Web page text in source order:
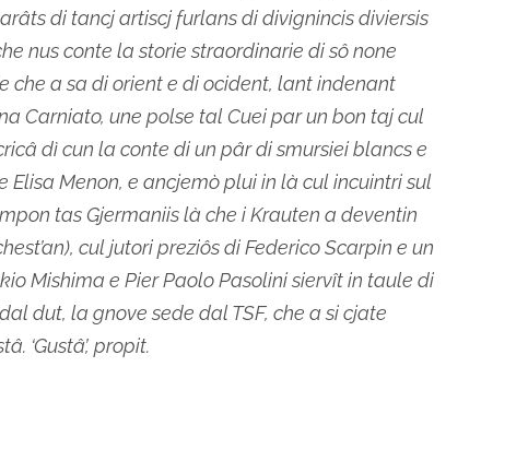
di tancj artiscj furlans di divignincis diviersis
nus conte la storie straordinarie di sô none
che a sa di orient e di ocident, lant indenant
Carniato, une polse tal Cuei par un bon taj cul
dì cun la conte di un pâr di smursiei blancs e
Menon, e ancjemò plui in là cul incuintri sul
tas Gjermaniis là che i Krauten a deventin
cul jutori preziôs di Federico Scarpin e un
Mishima e Pier Paolo Pasolini siervît in taule di
dut, la gnove sede dal TSF, che a si cjate
‘Gustâ’, propit.